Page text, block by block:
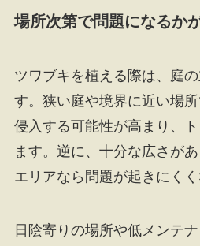
場所次第で問題になるか
ツワブキを植える際は、庭
す。狭い庭や境界に近い場
侵入する可能性が高まり、
ます。逆に、十分な広さが
エリアなら問題が起きにくく
日陰寄りの場所や低メンテ